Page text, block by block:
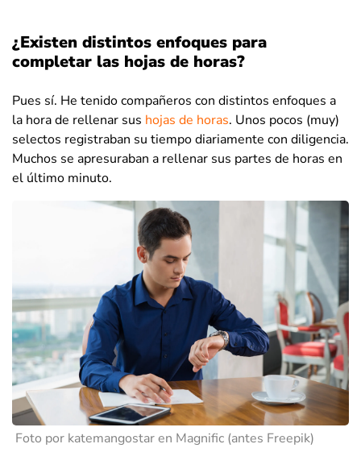
¿Existen distintos enfoques para
completar las hojas de horas?
Pues sí. He tenido compañeros con distintos enfoques a
la hora de rellenar sus hojas de horas. Unos pocos (muy)
selectos registraban su tiempo diariamente con diligencia.
Muchos se apresuraban a rellenar sus partes de horas en
el último minuto.
Foto por katemangostar en Magnific (antes Freepik)